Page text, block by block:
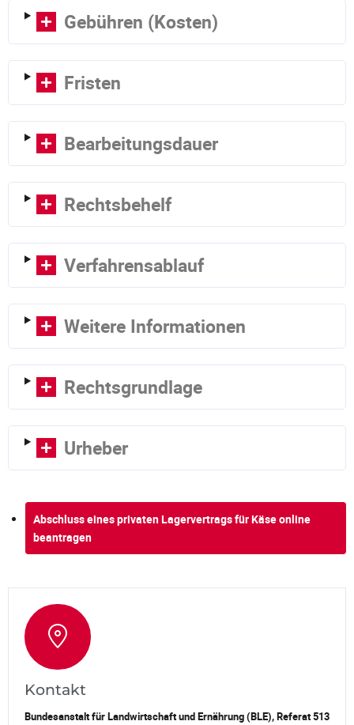
Gebühren (Kosten)
Fristen
Bearbeitungsdauer
Rechtsbehelf
Verfahrensablauf
Weitere Informationen
Rechtsgrundlage
Urheber
Abschluss eines privaten Lagervertrags für Käse online
beantragen
Kontakt
Bundesanstalt für Landwirtschaft und Ernährung (BLE), Referat 513